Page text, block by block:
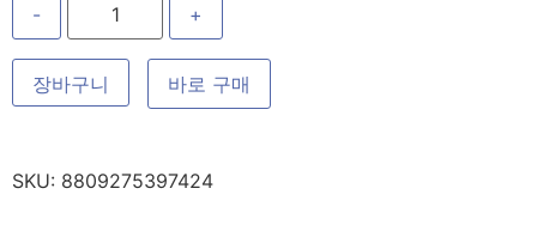
- +
장바구니 바로 구매
SKU: 8809275397424